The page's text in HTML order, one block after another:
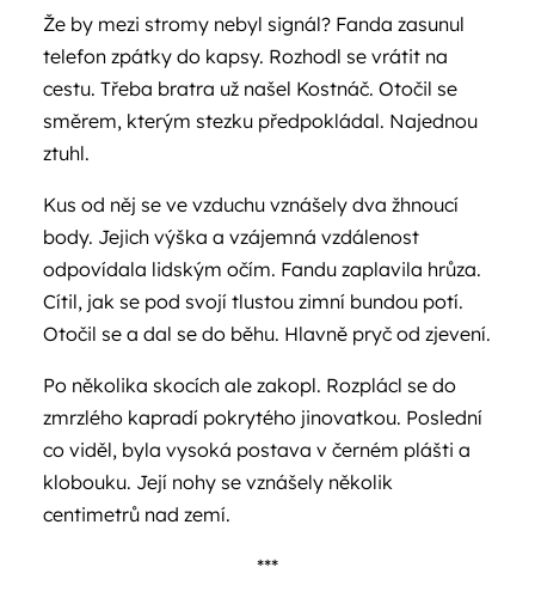
Že by mezi stromy nebyl signál? Fanda zasunul
telefon zpátky do kapsy. Rozhodl se vrátit na
cestu. Třeba bratra už našel Kostnáč. Otočil se
směrem, kterým stezku předpokládal. Najednou
ztuhl.
Kus od něj se ve vzduchu vznášely dva žhnoucí
body. Jejich výška a vzájemná vzdálenost
odpovídala lidským očím. Fandu zaplavila hrůza.
Cítil, jak se pod svojí tlustou zimní bundou potí.
Otočil se a dal se do běhu. Hlavně pryč od zjevení.
Po několika skocích ale zakopl. Rozplácl se do
zmrzlého kapradí pokrytého jinovatkou. Poslední
co viděl, byla vysoká postava v černém plášti a
klobouku. Její nohy se vznášely několik
centimetrů nad zemí.
***